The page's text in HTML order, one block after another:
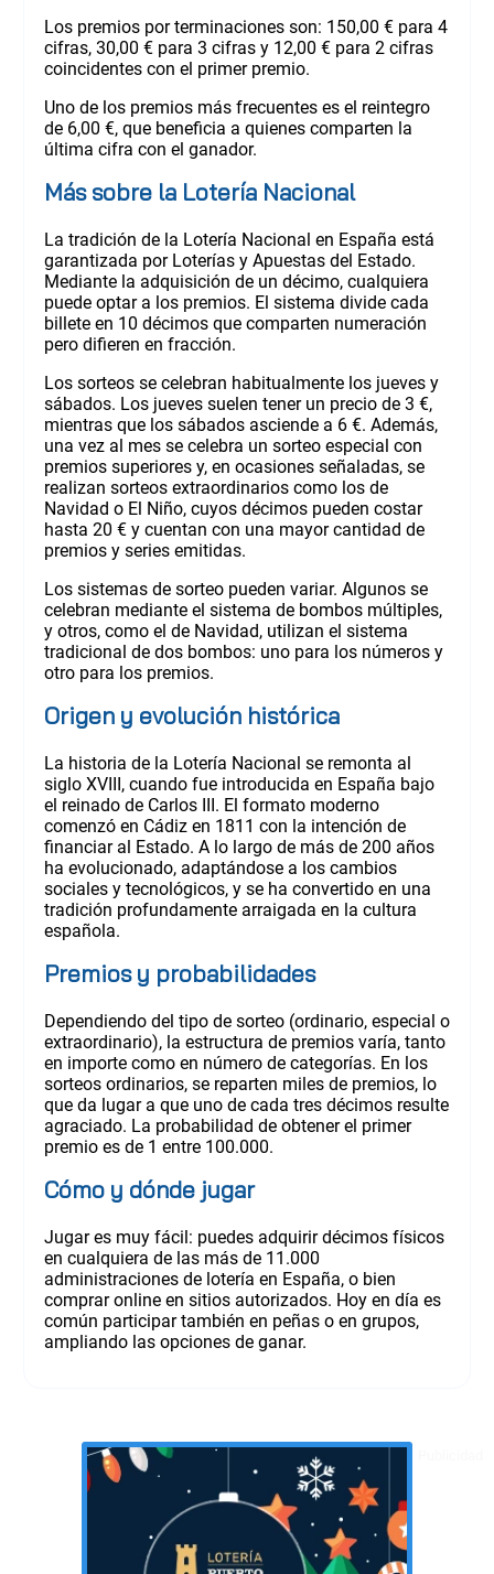
Los premios por terminaciones son: 150,00 € para 4
cifras, 30,00 € para 3 cifras y 12,00 € para 2 cifras
coincidentes con el primer premio.
Uno de los premios más frecuentes es el reintegro
de 6,00 €, que beneficia a quienes comparten la
última cifra con el ganador.
Más sobre la Lotería Nacional
La tradición de la Lotería Nacional en España está
garantizada por Loterías y Apuestas del Estado.
Mediante la adquisición de un décimo, cualquiera
puede optar a los premios. El sistema divide cada
billete en 10 décimos que comparten numeración
pero difieren en fracción.
Los sorteos se celebran habitualmente los jueves y
sábados. Los jueves suelen tener un precio de 3 €,
mientras que los sábados asciende a 6 €. Además,
una vez al mes se celebra un sorteo especial con
premios superiores y, en ocasiones señaladas, se
realizan sorteos extraordinarios como los de
Navidad o El Niño, cuyos décimos pueden costar
hasta 20 € y cuentan con una mayor cantidad de
premios y series emitidas.
Los sistemas de sorteo pueden variar. Algunos se
celebran mediante el sistema de bombos múltiples,
y otros, como el de Navidad, utilizan el sistema
tradicional de dos bombos: uno para los números y
otro para los premios.
Origen y evolución histórica
La historia de la Lotería Nacional se remonta al
siglo XVIII, cuando fue introducida en España bajo
el reinado de Carlos III. El formato moderno
comenzó en Cádiz en 1811 con la intención de
financiar al Estado. A lo largo de más de 200 años
ha evolucionado, adaptándose a los cambios
sociales y tecnológicos, y se ha convertido en una
tradición profundamente arraigada en la cultura
española.
Premios y probabilidades
Dependiendo del tipo de sorteo (ordinario, especial o
extraordinario), la estructura de premios varía, tanto
en importe como en número de categorías. En los
sorteos ordinarios, se reparten miles de premios, lo
que da lugar a que uno de cada tres décimos resulte
agraciado. La probabilidad de obtener el primer
premio es de 1 entre 100.000.
Cómo y dónde jugar
Jugar es muy fácil: puedes adquirir décimos físicos
en cualquiera de las más de 11.000
administraciones de lotería en España, o bien
comprar online en sitios autorizados. Hoy en día es
común participar también en peñas o en grupos,
ampliando las opciones de ganar.